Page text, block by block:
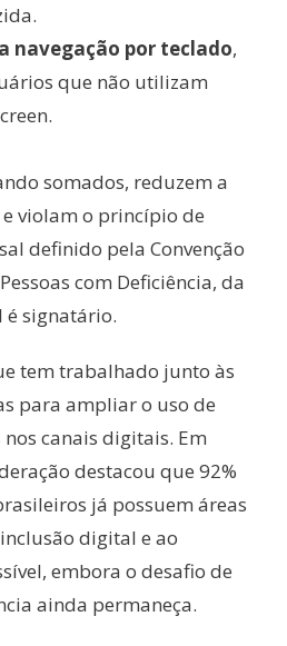
navegação por teclado,
que não utilizam
somados, reduzem a
violam o princípio de
definido pela Convenção
com Deficiência, da
é signatário.
tem trabalhado junto às
para ampliar o uso de
canais digitais. Em
destacou que 92%
já possuem áreas
digital e ao
embora o desafio de
ainda permaneça.